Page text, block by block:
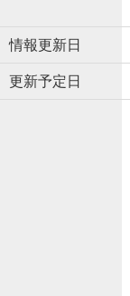
情報更新日
更新予定日